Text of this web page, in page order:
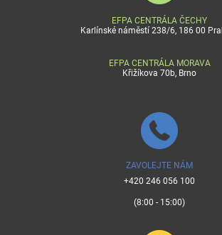
EFPA CENTRÁLA ČECHY
Karlínské náměstí 238/6, 186 00
EFPA CENTRÁLA MORAVA
Křižíkova 70b, Brno
ZAVOLEJTE NÁM
+420 246 056 100
(8:00 - 15:00)